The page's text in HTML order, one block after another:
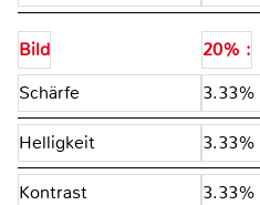
Bild
20% :
Schärfe
3.33%
Helligkeit 3.33%
Kontrast 3.33%